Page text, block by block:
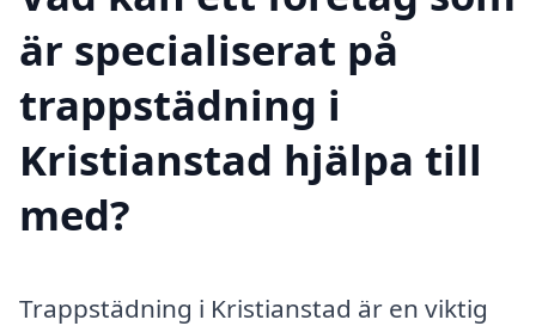
är specialiserat på
trappstädning i
Kristianstad hjälpa till
med?
Trappstädning i Kristianstad är en viktig